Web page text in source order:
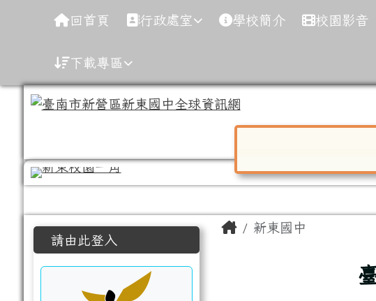
臺南市新營區新東國中全球資
導覽列 回首頁 行政處室 學校簡介 校園影音
下載專區
左邊區域內容
請由此登入
主內容區域
Home新東國中
頁尾區域
對話框已開啟。請